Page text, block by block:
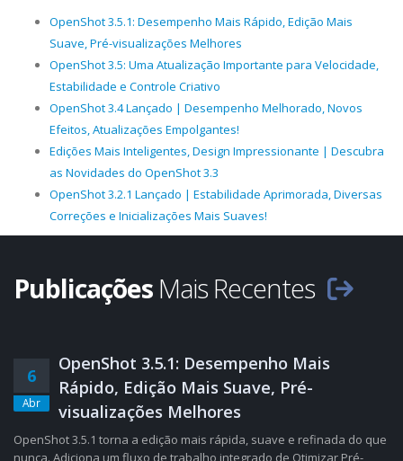
OpenShot 3.5.1: Desempenho Mais Rápido, Edição Mais
Suave, Pré-visualizações Melhores
OpenShot 3.5: Uma Atualização Importante para Velocidade,
Estabilidade e Controle Criativo
OpenShot 3.4 Lançado | Desempenho Melhorado, Novos
Efeitos, Atualizações Empolgantes!
Edições Mais Inteligentes, Design Impressionante | Descubra
as Novidades do OpenShot 3.3
OpenShot 3.2.1 Lançado | Estabilidade Aprimorada, Diversas
Correções e Inicializações Mais Suaves!
Publicações Mais Recentes
6
Abr
OpenShot 3.5.1: Desempenho Mais
Rápido, Edição Mais Suave, Pré-
visualizações Melhores
OpenShot 3.5.1 torna a edição mais rápida, suave e refinada do que
nunca. Adiciona um fluxo de trabalho integrado de Otimizar Pré-